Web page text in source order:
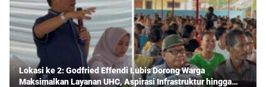
Lokasi ke 2: Godfried Effendi Lubis Dorong Warga
Maksimalkan Layanan UHC, Aspirasi Infrastruktur hingga